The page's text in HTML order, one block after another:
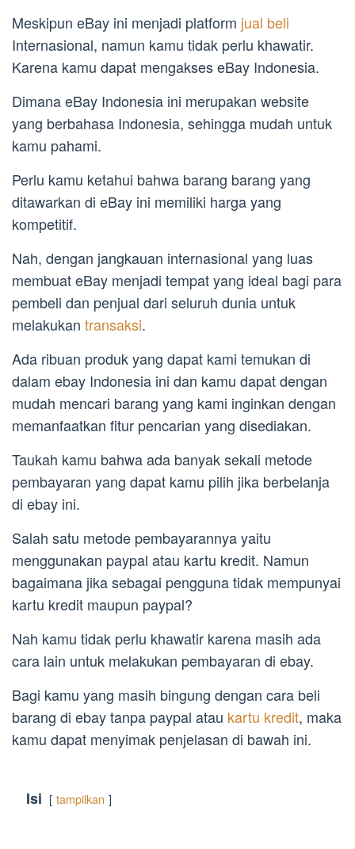
Meskipun eBay ini menjadi platform jual beli
Internasional, namun kamu tidak perlu khawatir.
Karena kamu dapat mengakses eBay Indonesia.
Dimana eBay Indonesia ini merupakan website
yang berbahasa Indonesia, sehingga mudah untuk
kamu pahami.
Perlu kamu ketahui bahwa barang barang yang
ditawarkan di eBay ini memiliki harga yang
kompetitif.
Nah, dengan jangkauan internasional yang luas
membuat eBay menjadi tempat yang ideal bagi para
pembeli dan penjual dari seluruh dunia untuk
melakukan transaksi.
Ada ribuan produk yang dapat kami temukan di
dalam ebay Indonesia ini dan kamu dapat dengan
mudah mencari barang yang kami inginkan dengan
memanfaatkan fitur pencarian yang disediakan.
Taukah kamu bahwa ada banyak sekali metode
pembayaran yang dapat kamu pilih jika berbelanja
di ebay ini.
Salah satu metode pembayarannya yaitu
menggunakan paypal atau kartu kredit. Namun
bagaimana jika sebagai pengguna tidak mempunyai
kartu kredit maupun paypal?
Nah kamu tidak perlu khawatir karena masih ada
cara lain untuk melakukan pembayaran di ebay.
Bagi kamu yang masih bingung dengan cara beli
barang di ebay tanpa paypal atau kartu kredit, maka
kamu dapat menyimak penjelasan di bawah ini.
Isi tampilkan